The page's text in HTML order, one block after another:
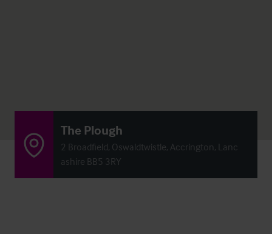
The Plough
2 Broadfield, Oswaldtwistle, Accrington, Lanc
ashire BB5 3RY